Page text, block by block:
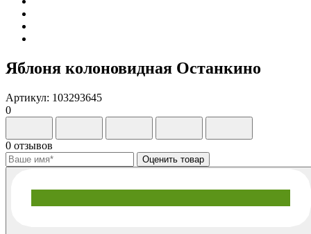
Яблоня колоновидная Останкино
Артикул: 103293645
0
0 отзывов